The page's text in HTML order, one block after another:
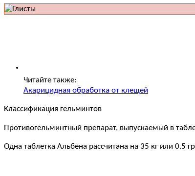
Читайте также:
Акарицидная обработка от клещей
Классификация гельминтов
Противогельминтный препарат, выпускаемый в
Одна таблетка Альбена рассчитана на 35 кг или 0.5